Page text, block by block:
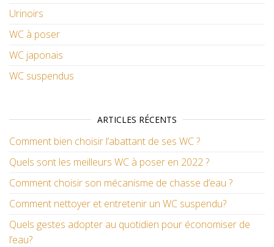
Urinoirs
WC à poser
WC japonais
WC suspendus
ARTICLES RÉCENTS
Comment bien choisir l’abattant de ses WC ?
Quels sont les meilleurs WC à poser en 2022 ?
Comment choisir son mécanisme de chasse d’eau ?
Comment nettoyer et entretenir un WC suspendu?
Quels gestes adopter au quotidien pour économiser de
l’eau?